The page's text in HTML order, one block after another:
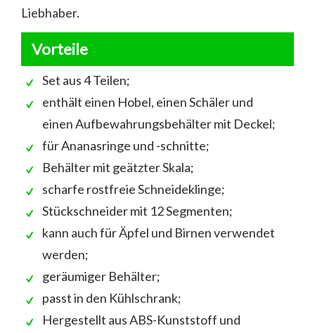
Liebhaber.
Vorteile
Set aus 4 Teilen;
enthält einen Hobel, einen Schäler und
einen Aufbewahrungsbehälter mit Deckel;
für Ananasringe und -schnitte;
Behälter mit geätzter Skala;
scharfe rostfreie Schneideklinge;
Stückschneider mit 12 Segmenten;
kann auch für Äpfel und Birnen verwendet
werden;
geräumiger Behälter;
passt in den Kühlschrank;
Hergestellt aus ABS-Kunststoff und